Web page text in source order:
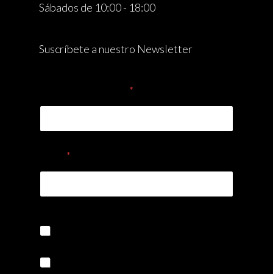
Sábados de 10:00 - 18:00
Suscríbete a nuestro Newsletter
*
*